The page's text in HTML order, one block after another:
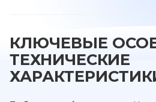
КЛЮЧЕВЫЕ
ТЕХНИЧЕСКИЕ